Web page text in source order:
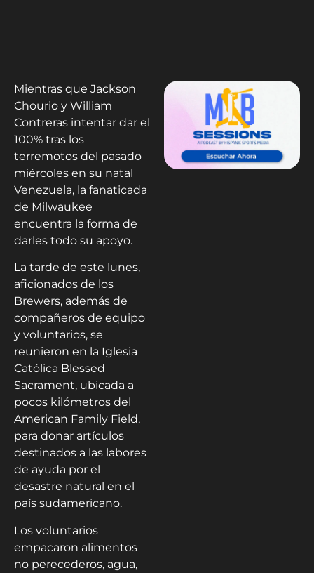
Mientras que Jackson
Chourio y William
Contreras intentar dar el
100% tras los
terremotos del pasado
miércoles en su natal
Venezuela, la fanaticada
de Milwaukee
encuentra la forma de
darles todo su apoyo.
La tarde de este lunes,
aficionados de los
Brewers, además de
compañeros de equipo
y voluntarios, se
reunieron en la Iglesia
Católica Blessed
Sacrament, ubicada a
pocos kilómetros del
American Family Field,
para donar artículos
destinados a las labores
de ayuda por el
desastre natural en el
país sudamericano.
Los voluntarios
empacaron alimentos
no perecederos, agua,